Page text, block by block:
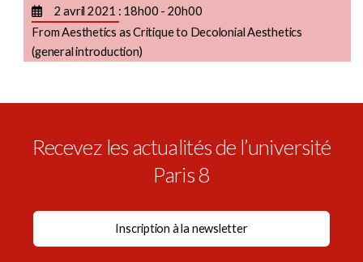
2 avril 2021 : 18h00 - 20h00
From Aesthetics as Critique to Decolonial Aesthetics
(general introduction)
Recevez les actualités de l’université
Paris 8